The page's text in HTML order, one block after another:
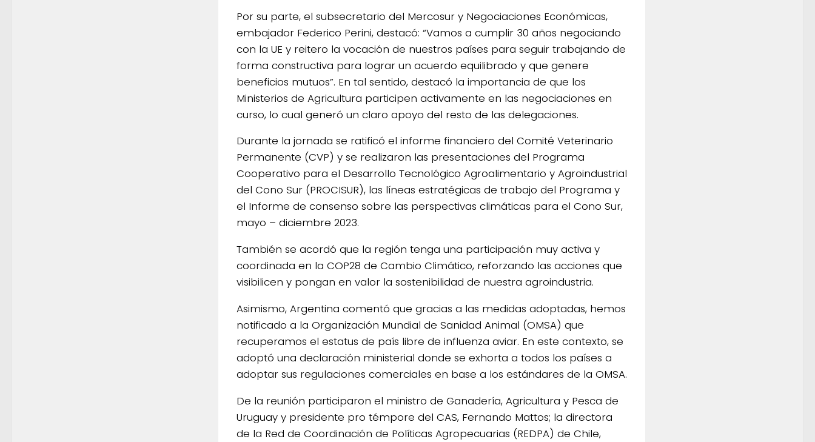
Por su parte, el subsecretario del Mercosur y Negociaciones Económicas,
embajador Federico Perini, destacó: “Vamos a cumplir 30 años negociando
con la UE y reitero la vocación de nuestros países para seguir trabajando de
forma constructiva para lograr un acuerdo equilibrado y que genere
beneficios mutuos”. En tal sentido, destacó la importancia de que los
Ministerios de Agricultura participen activamente en las negociaciones en
curso, lo cual generó un claro apoyo del resto de las delegaciones.
Durante la jornada se ratificó el informe financiero del Comité Veterinario
Permanente (CVP) y se realizaron las presentaciones del Programa
Cooperativo para el Desarrollo Tecnológico Agroalimentario y Agroindustrial
del Cono Sur (PROCISUR), las líneas estratégicas de trabajo del Programa y
el Informe de consenso sobre las perspectivas climáticas para el Cono Sur,
mayo – diciembre 2023.
También se acordó que la región tenga una participación muy activa y
coordinada en la COP28 de Cambio Climático, reforzando las acciones que
visibilicen y pongan en valor la sostenibilidad de nuestra agroindustria.
Asimismo, Argentina comentó que gracias a las medidas adoptadas, hemos
notificado a la Organización Mundial de Sanidad Animal (OMSA) que
recuperamos el estatus de país libre de influenza aviar. En este contexto, se
adoptó una declaración ministerial donde se exhorta a todos los países a
adoptar sus regulaciones comerciales en base a los estándares de la OMSA.
De la reunión participaron el ministro de Ganadería, Agricultura y Pesca de
Uruguay y presidente pro témpore del CAS, Fernando Mattos; la directora
de la Red de Coordinación de Políticas Agropecuarias (REDPA) de Chile,